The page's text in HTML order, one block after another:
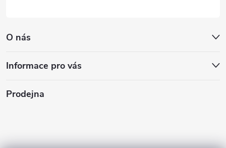
O nás
Informace pro vás
Prodejna